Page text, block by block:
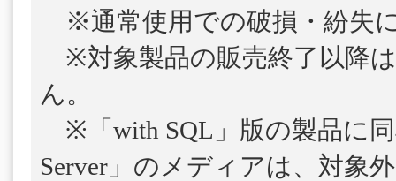
※通常使用での破損・紛失
※対象製品の販売終了以降
ん。
※「with SQL」版の製品に
Server」のメディアは、対象